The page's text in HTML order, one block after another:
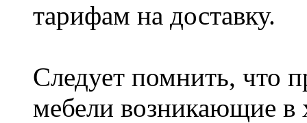
тарифам на доставку.
Следует помнить, что
мебели возникающие в